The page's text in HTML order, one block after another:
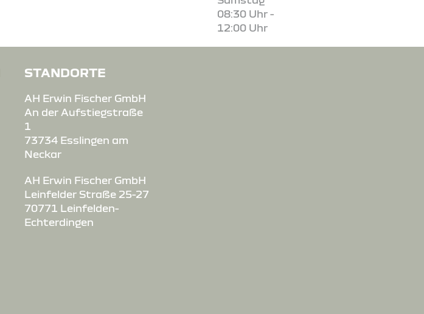
08:30 Uhr -
12:00 Uhr
STANDORTE
AH Erwin Fischer GmbH
An der Aufstiegstraße
1
73734 Esslingen am
Neckar
AH Erwin Fischer GmbH
Leinfelder Straße 25-27
70771 Leinfelden-
Echterdingen